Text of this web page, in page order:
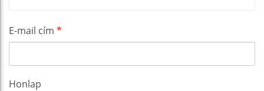
E-mail cím *
Honlap